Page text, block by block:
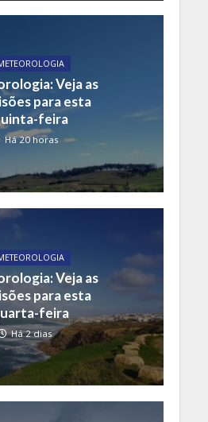
Veja as
para esta
feira
Há 20 horas
Veja as
para esta
feira
Há 2 dias